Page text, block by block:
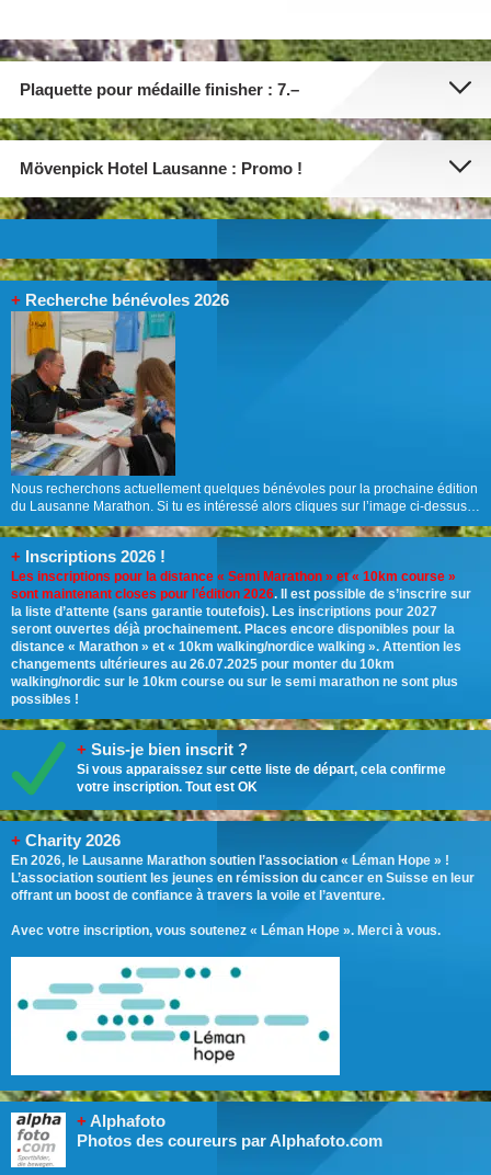
Plaquette pour médaille finisher : 7.–
Mövenpick Hotel Lausanne : Promo !
+ Recherche bénévoles 2026
Nous recherchons actuellement quelques bénévoles pour la prochaine édition
du Lausanne Marathon. Si tu es intéressé alors cliques sur l’image ci-dessus…
+ Inscriptions 2026 !
Les inscriptions pour la distance « Semi Marathon » et « 10km course »
sont maintenant closes pour l’édition 2026. Il est possible de s’inscrire sur
la liste d’attente (sans garantie toutefois). Les inscriptions pour 2027
seront ouvertes déjà prochainement. Places encore disponibles pour la
distance « Marathon » et « 10km walking/nordice walking ». Attention les
changements ultérieures au 26.07.2025 pour monter du 10km
walking/nordic sur le 10km course ou sur le semi marathon ne sont plus
possibles !
+ Suis-je bien inscrit ?
Si vous apparaissez sur cette liste de départ, cela confirme
votre inscription. Tout est OK
+ Charity 2026
En 2026, le Lausanne Marathon soutien l’association « Léman Hope » !
L’association soutient les jeunes en rémission du cancer en Suisse en leur
offrant un boost de confiance à travers la voile et l’aventure.
Avec votre inscription, vous soutenez « Léman Hope ». Merci à vous.
+Alphafoto
Photos des coureurs par Alphafoto.com